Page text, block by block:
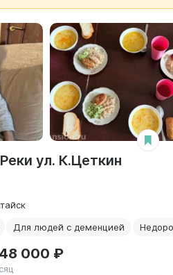
ул. К.Цеткин
Для людей с деменцией
000 ₽